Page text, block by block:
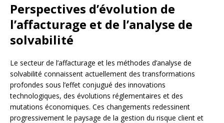
Perspectives d’évolution de
l’affacturage et de l’analyse de
solvabilité
Le secteur de l’affacturage et les méthodes d’analyse de
solvabilité connaissent actuellement des transformations
profondes sous l’effet conjugué des innovations
technologiques, des évolutions réglementaires et des
mutations économiques. Ces changements redessinent
progressivement le paysage de la gestion du risque client et